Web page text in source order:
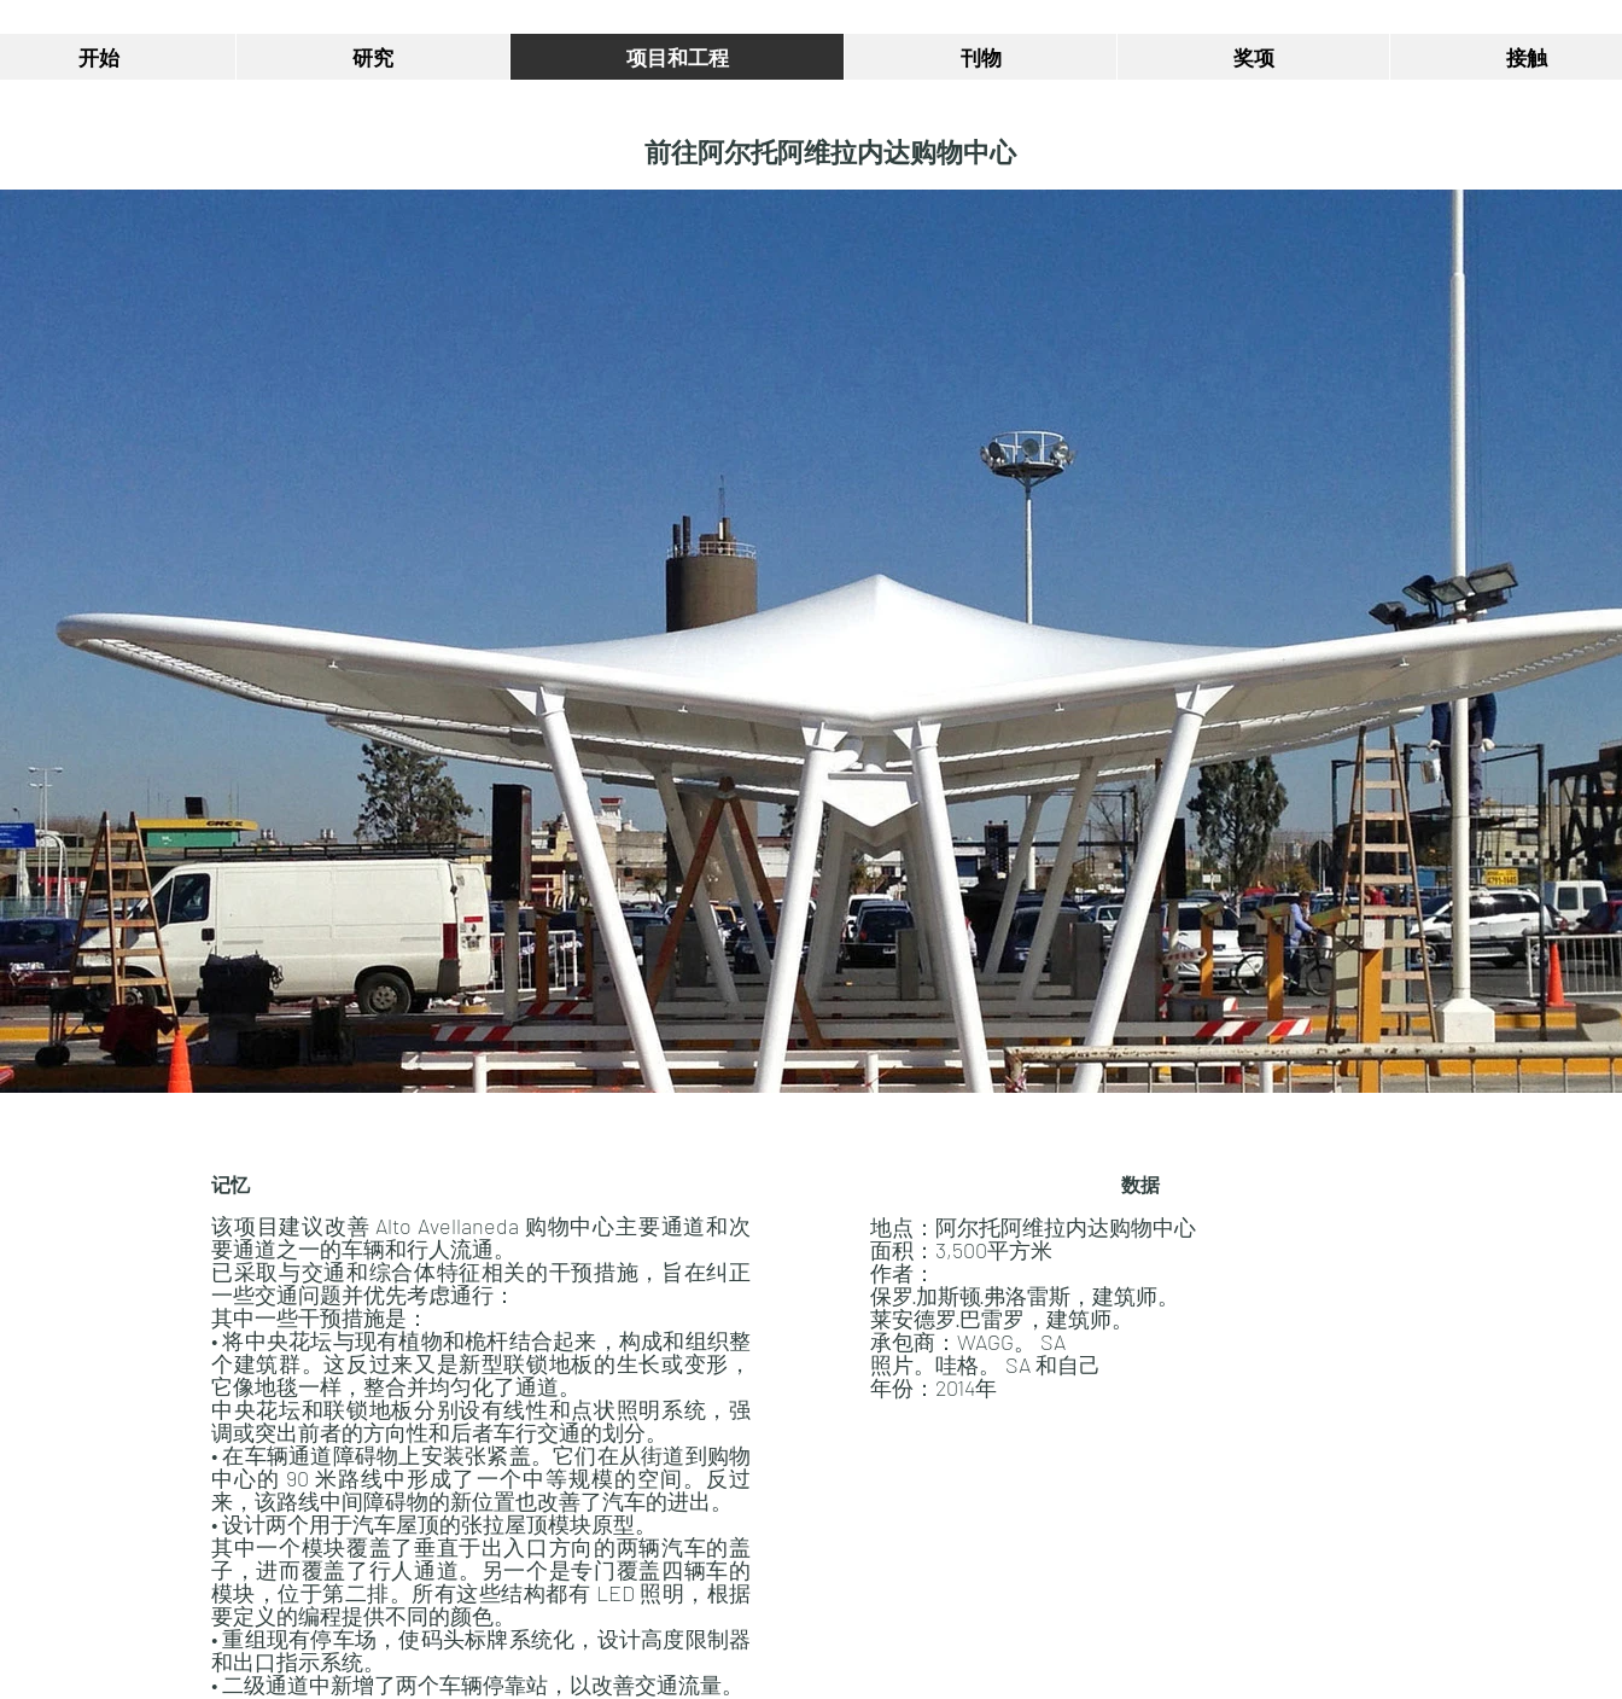
开始 研究 项目和工程 刊物 奖项 接触
前往阿尔托阿维拉内达购物中心
记忆
该项目建议改善 Alto Avellaneda 购物中心主要通道和次
要通道之一的车辆和行人流通。
已采取与交通和综合体特征相关的干预措施，旨在纠正
一些交通问题并优先考虑通行：
其中一些干预措施是：
• 将中央花坛与现有植物和桅杆结合起来，构成和组织整
个建筑群。这反过来又是新型联锁地板的生长或变形，
它像地毯一样，整合并均匀化了通道。
中央花坛和联锁地板分别设有线性和点状照明系统，强
调或突出前者的方向性和后者车行交通的划分。
• 在车辆通道障碍物上安装张紧盖。它们在从街道到购物
中心的 90 米路线中形成了一个中等规模的空间。反过
来，该路线中间障碍物的新位置也改善了汽车的进出。
• 设计两个用于汽车屋顶的张拉屋顶模块原型。
其中一个模块覆盖了垂直于出入口方向的两辆汽车的盖
子，进而覆盖了行人通道。另一个是专门覆盖四辆车的
模块，位于第二排。所有这些结构都有 LED 照明，根据
要定义的编程提供不同的颜色。
• 重组现有停车场，使码头标牌系统化，设计高度限制器
和出口指示系统。
• 二级通道中新增了两个车辆停靠站，以改善交通流量。
数据
地点：阿尔托阿维拉内达购物中心
面积：3,500平方米
作者：
保罗·加斯顿·弗洛雷斯，建筑师。
莱安德罗·巴雷罗，建筑师。
承包商：WAGG。 SA
照片。哇格。 SA 和自己
年份：2014年